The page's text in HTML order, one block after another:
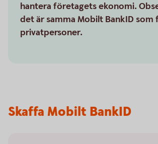
hantera företagets ekonomi.
det är samma Mobilt BankID som
privatpersoner.
Skaffa Mobilt BankID